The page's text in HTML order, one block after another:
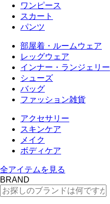
ワンピース
スカート
パンツ
部屋着・ルームウェア
レッグウェア
インナー・ランジェリー
シューズ
バッグ
ファッション雑貨
アクセサリー
スキンケア
メイク
ボディケア
全アイテムを見る
BRAND